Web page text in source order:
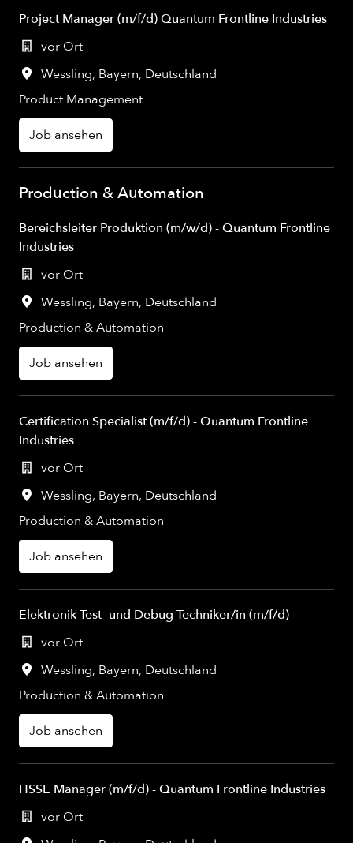
Project Manager (m/f/d) Quantum Frontline Industries
vor Ort
Wessling, Bayern, Deutschland
Product Management
Job ansehen
Production & Automation
Bereichsleiter Produktion (m/w/d) - Quantum Frontline
Industries
vor Ort
Wessling, Bayern, Deutschland
Production & Automation
Job ansehen
Certification Specialist (m/f/d) - Quantum Frontline
Industries
vor Ort
Wessling, Bayern, Deutschland
Production & Automation
Job ansehen
Elektronik-Test- und Debug-Techniker/in (m/f/d)
vor Ort
Wessling, Bayern, Deutschland
Production & Automation
Job ansehen
HSSE Manager (m/f/d) - Quantum Frontline Industries
vor Ort